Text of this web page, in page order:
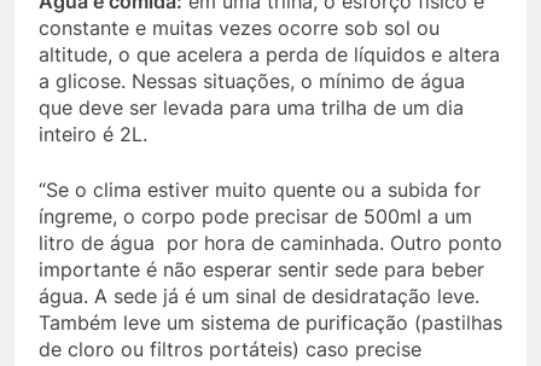
constante e muitas vezes ocorre sob sol ou
altitude, o que acelera a perda de líquidos e altera
a glicose. Nessas situações, o mínimo de água
que deve ser levada para uma trilha de um dia
inteiro é 2L.
“Se o clima estiver muito quente ou a subida for
íngreme, o corpo pode precisar de 500ml a um
litro de água por hora de caminhada. Outro ponto
importante é não esperar sentir sede para beber
água. A sede já é um sinal de desidratação leve.
Também leve um sistema de purificação (pastilhas
de cloro ou filtros portáteis) caso precise